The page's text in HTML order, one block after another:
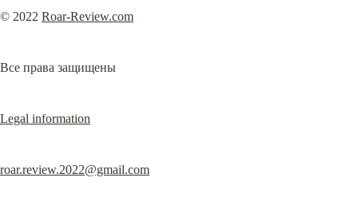
© 2022 Roar-Review.com
Все права защищены
Legal information
roar.review.2022@gmail.com